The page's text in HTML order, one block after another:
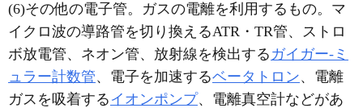
(6)その他の電子管。ガスの電離を利用するもの。マ
イクロ波の導路管を切り換えるATR・TR管、ストロ
ボ放電管、ネオン管、放射線を検出する ガイガー‐ミ
ュラー計数管、電子を加速するベータトロン、電離
ガスを吸着する イオンポンプ、電離真空計などがあ